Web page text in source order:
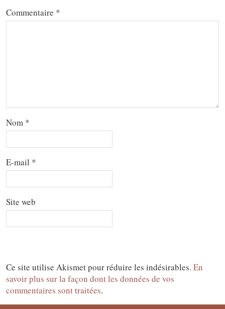
Commentaire *
Nom *
E-mail *
Site web
Ce site utilise Akismet pour réduire les indésirables. En
savoir plus sur la façon dont les données de vos
commentaires sont traitées.